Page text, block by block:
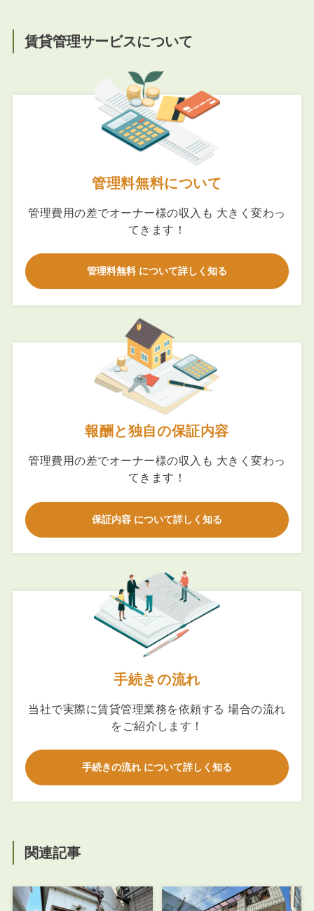
賃貸管理サービスについて
管理料無料について
管理費用の差でオーナー様の収入も 大きく変わっ
てきます！
管理料無料 について詳しく知る
報酬と独自の保証内容
管理費用の差でオーナー様の収入も 大きく変わっ
てきます！
保証内容 について詳しく知る
手続きの流れ
当社で実際に賃貸管理業務を依頼する 場合の流れ
をご紹介します！
手続きの流れ について詳しく知る
関連記事